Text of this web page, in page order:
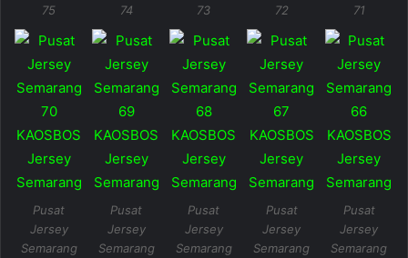
75
74
73
72
71
Pusat
Jersey
Semarang
Pusat
Jersey
Semarang
Pusat
Jersey
Semarang
Pusat
Jersey
Semarang
Pusat
Jersey
Semarang